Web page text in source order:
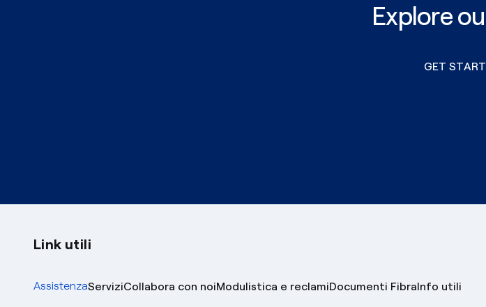
Explore
GET
Link utili
AssistenzaServiziCollabora con noiModulistica e reclamiDocumenti FibraInfo utili